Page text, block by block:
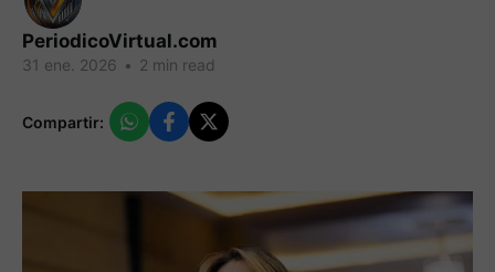
PeriodicoVirtual.com
31 ene. 2026 • 2 min read
Compartir: